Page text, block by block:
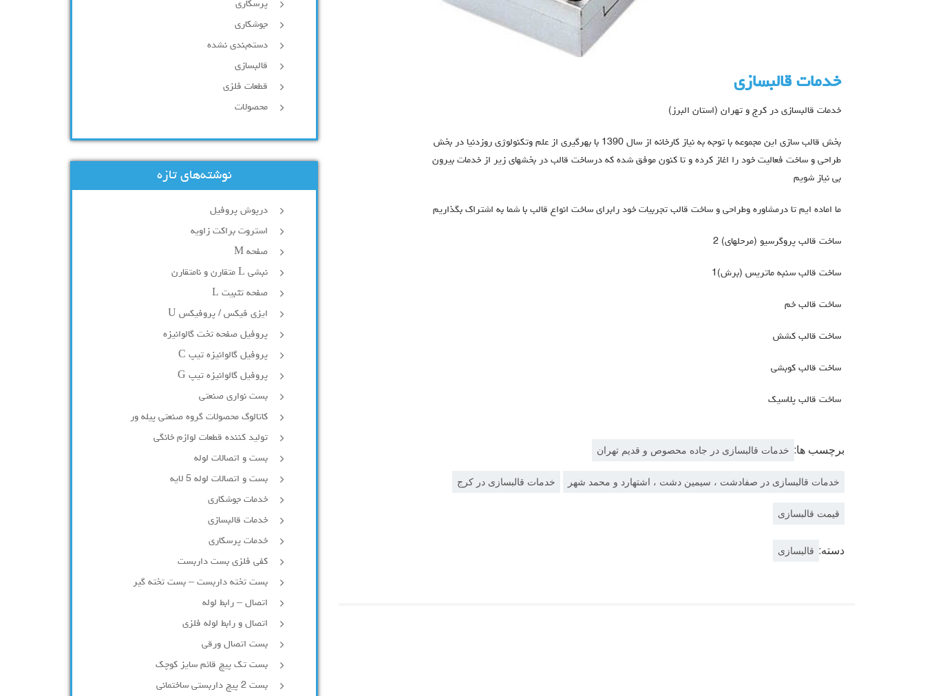
خدمات قالبسازی
خدمات قالبسازی در کرج و تهران (استان البرز)
بخش قالب سازی این مجموعه با توجه به نیاز کارخانه از سال 1390 با بهرگیری از علم وتکنولوژی روزدنیا در بخش
طراحی و ساخت فعالیت خود را اغاز کرده و تا کنون موفق شده که درساخت قالب در بخشهای زیر از خدمات بیرون
بی نیاز شویم
ما اماده ایم تا درمشاوره وطراحی و ساخت قالب تجربیات خود رابرای ساخت انواع قالب با شما به اشتراک بگذاریم
ساخت قالب پروگرسیو (مرحلهای) 2
ساخت قالب سنبه ماتریس (برش)1
ساخت قالب خم
ساخت قالب کشش
ساخت قالب کوبشی
ساخت قالب پلاسیک
برچسب ها: خدمات قالبسازی در جاده محصوص و قدیم تهران
خدمات قالبسازی در صفادشت ، سیمین دشت ، اشتهارد و محمد شهر خدمات قالبسازی در کرج
قیمت قالبسازی
دسته: قالبسازی
پرسکاری
جوشکاری
دسته‌بندی نشده
قالبسازی
قطعات فلزی
محصولات
نوشته‌های تازه
درپوش پروفیل
استروت براکت زاویه
صفحه M
نبشی L متقارن و نامتقارن
صفحه تثبیت L
ایزی فیکس / پروفیکس U
پروفیل صفحه تخت گالوانیزه
پروفیل گالوانیزه تیپ C
پروفیل گالوانیزه تیپ G
بست نواری صنعتی
کاتالوگ محصولات گروه صنعتی پیله ور
تولید کننده قطعات لوازم خانگی
بست و اتصالات لوله
بست و اتصالات لوله 5 لایه
خدمات جوشکاری
خدمات قالبسازی
خدمات پرسکاری
کفی فلزی بست داربست
بست تخته داربست – بست تخته گیر
اتصال – رابط لوله
اتصال و رابط لوله فلزی
بست اتصال ورقی
بست تک پیچ قائم سایز کوچک
بست 2 پیچ داربستی ساختمانی